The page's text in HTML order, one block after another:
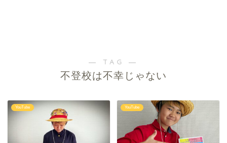
― TAG ―
不登校は不幸じゃない
YouTube YouTube